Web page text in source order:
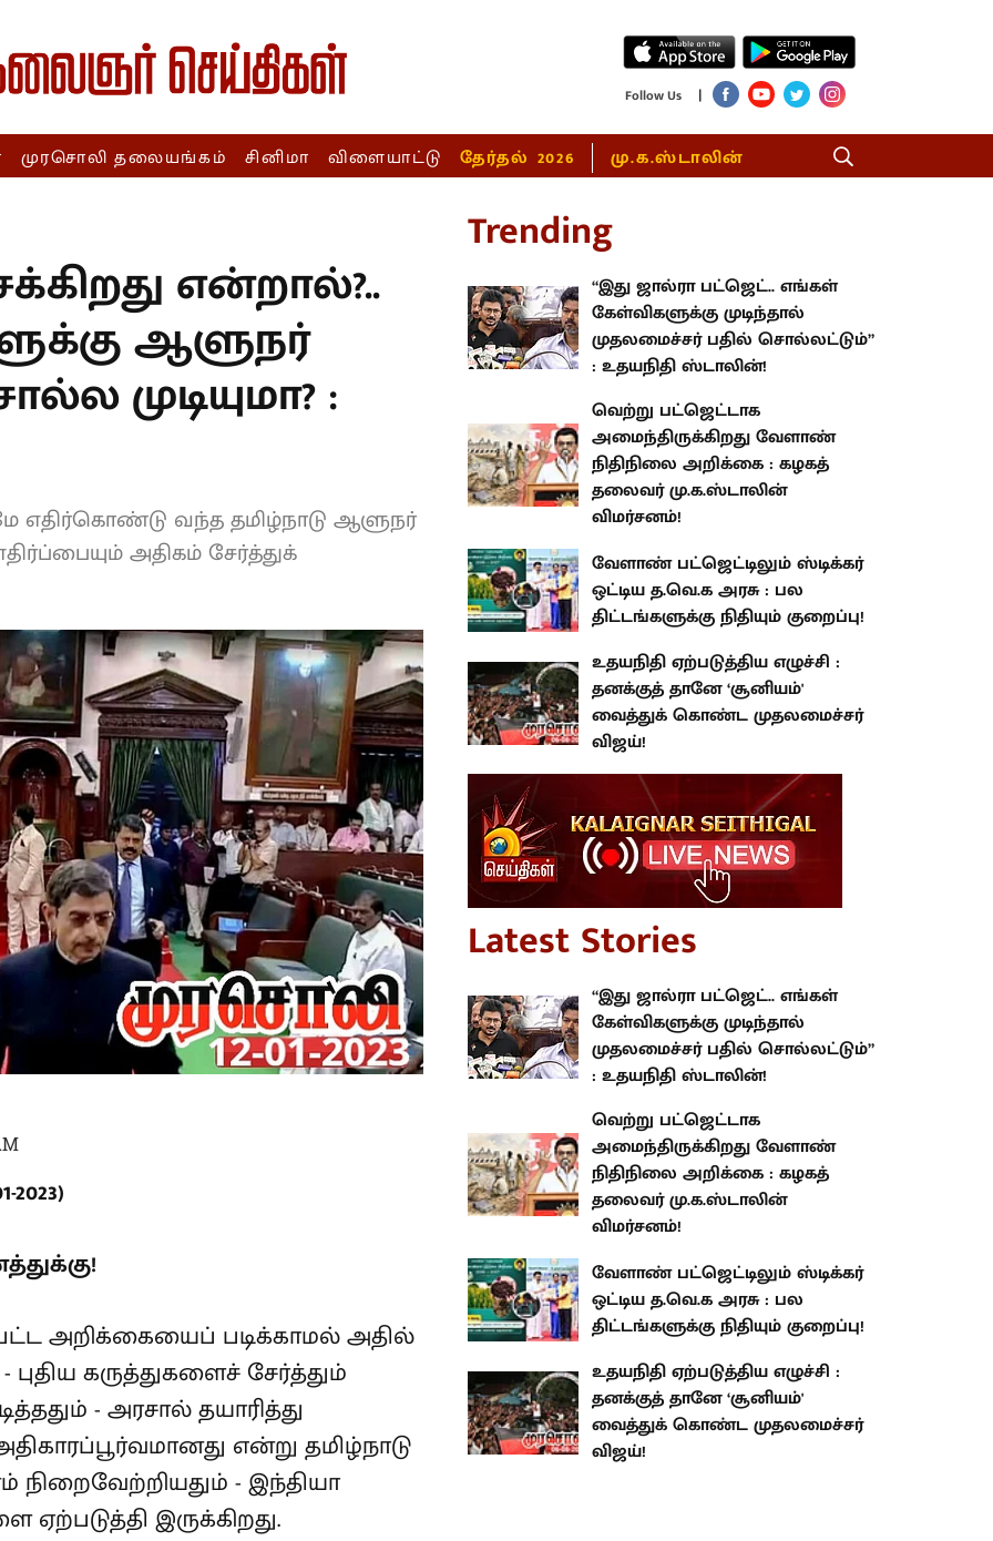
Follow Us |
முரசொலி தலையங்கம் சினிமா விளையாட்டு தேர்தல் 2026 மு.க.ஸ்டாலின்
என்றால்?..
ஆளுநர்
முடியுமா? :
எதிர்கொண்டு வந்த தமிழ்நாடு ஆளுநர்
அதிகம் சேர்த்துக்
அறிக்கையைப் படிக்காமல் அதில்
கருத்துகளைச் சேர்த்தும்
- அரசால் தயாரித்து
என்று தமிழ்நாடு
- இந்தியா
இருக்கிறது.
Trending
“இது ஜால்ரா பட்ஜெட்.. எங்கள்
கேள்விகளுக்கு முடிந்தால்
முதலமைச்சர் பதில் சொல்லட்டும்”
: உதயநிதி ஸ்டாலின்!
வெற்று பட்ஜெட்டாக
அமைந்திருக்கிறது வேளாண்
நிதிநிலை அறிக்கை : கழகத்
தலைவர் மு.க.ஸ்டாலின்
விமர்சனம்!
வேளாண் பட்ஜெட்டிலும் ஸ்டிக்கர்
ஒட்டிய த.வெ.க அரசு : பல
திட்டங்களுக்கு நிதியும் குறைப்பு!
உதயநிதி ஏற்படுத்திய எழுச்சி :
தனக்குத் தானே ‘சூனியம்'
வைத்துக் கொண்ட முதலமைச்சர்
விஜய்!
Latest Stories
“இது ஜால்ரா பட்ஜெட்.. எங்கள்
கேள்விகளுக்கு முடிந்தால்
முதலமைச்சர் பதில் சொல்லட்டும்”
: உதயநிதி ஸ்டாலின்!
வெற்று பட்ஜெட்டாக
அமைந்திருக்கிறது வேளாண்
நிதிநிலை அறிக்கை : கழகத்
தலைவர் மு.க.ஸ்டாலின்
விமர்சனம்!
வேளாண் பட்ஜெட்டிலும் ஸ்டிக்கர்
ஒட்டிய த.வெ.க அரசு : பல
திட்டங்களுக்கு நிதியும் குறைப்பு!
உதயநிதி ஏற்படுத்திய எழுச்சி :
தனக்குத் தானே ‘சூனியம்'
வைத்துக் கொண்ட முதலமைச்சர்
விஜய்!